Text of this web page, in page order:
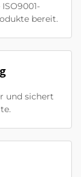
bereit.
und sichert